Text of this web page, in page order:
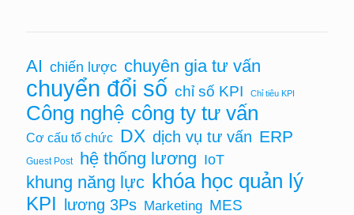
AI chiến lược chuyên gia tư vấn
chuyển đổi số chỉ số KPI Chỉ tiêu KPI
Công nghệ công ty tư vấn
Cơ cấu tổ chức DX dịch vụ tư vấn ERP
Guest Post hệ thống lương IoT
khung năng lực khóa học quản lý
KPI lương 3Ps Marketing MES